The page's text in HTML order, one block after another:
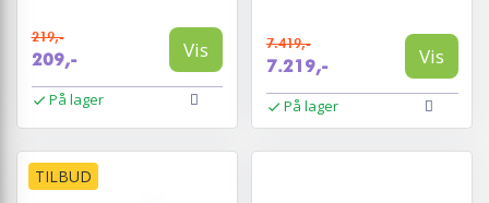
219,-
209,- Vis
På lager
7.419,-
7.219,- Vis
På lager
TILBUD